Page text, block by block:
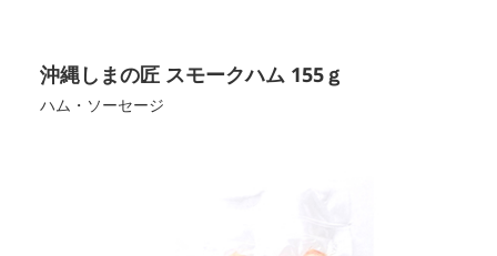
沖縄しまの匠 スモークハム 155ｇ
ハム・ソーセージ